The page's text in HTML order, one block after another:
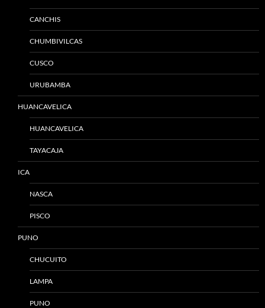
CANCHIS
CHUMBIVILCAS
CUSCO
URUBAMBA
HUANCAVELICA
HUANCAVELICA
TAYACAJA
ICA
NASCA
PISCO
PUNO
CHUCUITO
LAMPA
PUNO